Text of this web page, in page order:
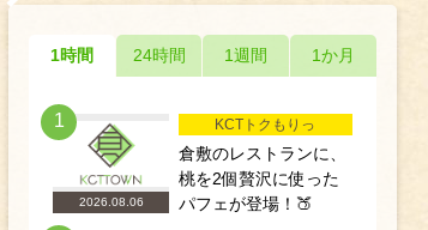
1時間 24時間 1週間 1か月
1
2026.08.06
KCTトクもりっ
倉敷のレストランに、
桃を2個贅沢に使った
パフェが登場！🍑